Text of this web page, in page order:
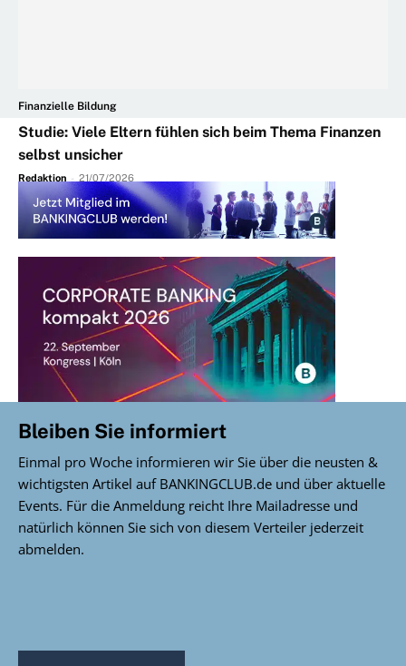
Finanzielle Bildung
Studie: Viele Eltern fühlen sich beim Thema Finanzen
selbst unsicher
Redaktion - 21/07/2026
Bleiben Sie informiert
Einmal pro Woche informieren wir Sie über die neusten &
wichtigsten Artikel auf BANKINGCLUB.de und über aktuelle
Events. Für die Anmeldung reicht Ihre Mailadresse und
natürlich können Sie sich von diesem Verteiler jederzeit
abmelden.